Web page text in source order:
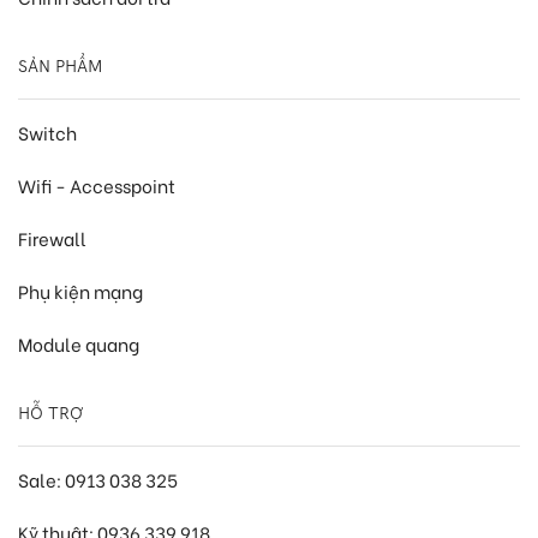
SẢN PHẨM
Switch
Wifi - Accesspoint
Firewall
Phụ kiện mạng
Module quang
HỖ TRỢ
Sale: 0913 038 325
Kỹ thuật: 0936 339 918